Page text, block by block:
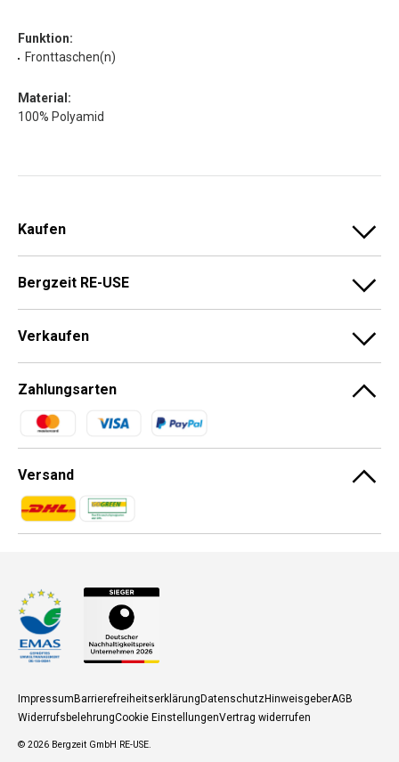
Funktion:
Fronttaschen(n)
Material:
100% Polyamid
Kaufen
Bergzeit RE-USE
Verkaufen
Zahlungsarten
Zahlungsmethoden
Versand
Zahlungsmethoden
Zahlungsmethoden
ImpressumBarrierefreiheitserklärungDatenschutzHinweisgeberAGB
WiderrufsbelehrungCookie EinstellungenVertrag widerrufen
© 2026 Bergzeit GmbH RE-USE.